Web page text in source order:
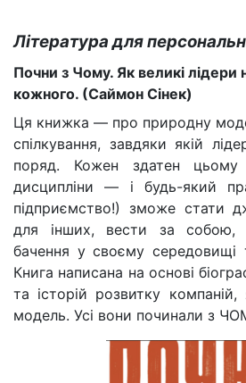
Література для
Почни з Чому. Як великі лідери
кожного. (Саймон Сінек)
Ця книжка — про природну
спілкування, завдяки якій
поряд. Кожен здатен цьому
дисципліни — і будь-який
підприємство!) зможе стати
для інших, вести за собою,
бачення у своєму середовищі
Книга написана на основі
та історій розвитку компаній,
модель. Усі вони починали з